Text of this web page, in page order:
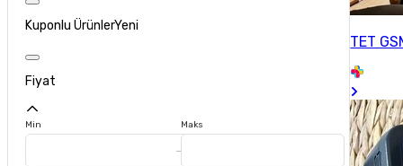
Kuponlu ÜrünlerYeni
Fiyat
Min Maks
TET